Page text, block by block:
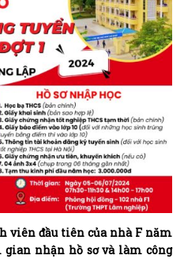
viên đầu tiên của nhà F năm
gian nhận hồ sơ và làm công